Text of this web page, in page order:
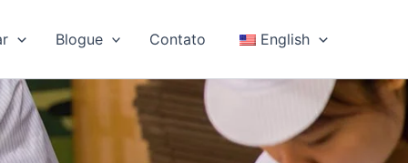
Blogue Contato English